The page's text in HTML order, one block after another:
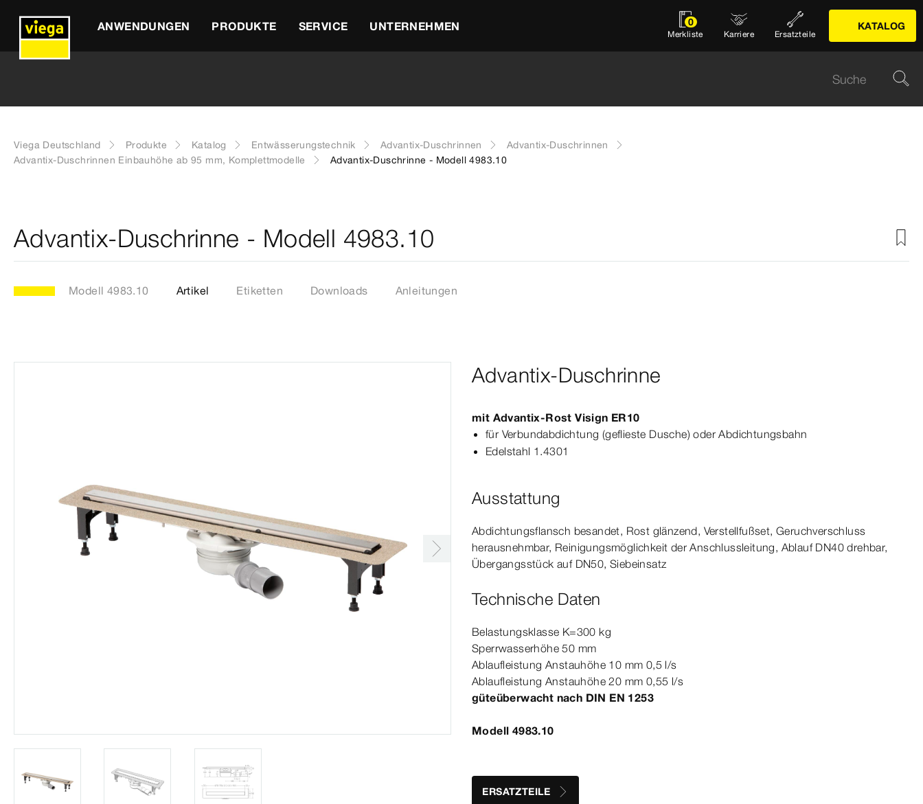
ANWENDUNGEN PRODUKTE SERVICE UNTERNEHMEN 0
Merkliste Karriere Ersatzteile
KATALOG
Viega Deutschland Produkte Katalog Entwässerungstechnik Advantix-Duschrinnen
Advantix-Duschrinnen
Advantix-Duschrinnen Einbauhöhe ab 95 mm, Komplettmodelle
Advantix-Duschrinne - Modell 4983.10
Advantix-Duschrinne - Modell 4983.10
Modell 4983.10 Artikel Etiketten Downloads Anleitungen
Advantix-Duschrinne
mit Advantix-RostVisign ER10
für Verbundabdichtung (geflieste Dusche) oder Abdichtungsbahn
Edelstahl 1.4301
Ausstattung
Abdichtungsflansch besandet, Rost glänzend, Verstellfußset, Geruchverschluss
herausnehmbar, Reinigungsmöglichkeit der Anschlussleitung, Ablauf DN40 drehbar,
Übergangsstück auf DN50, Siebeinsatz
Technische Daten
Belastungsklasse K=300 kg
Sperrwasserhöhe 50 mm
Ablaufleistung Anstauhöhe 10 mm 0,5 l/s
Ablaufleistung Anstauhöhe 20 mm 0,55 l/s
güteüberwacht nach DIN EN 1253
Modell 4983.10
ERSATZTEILE